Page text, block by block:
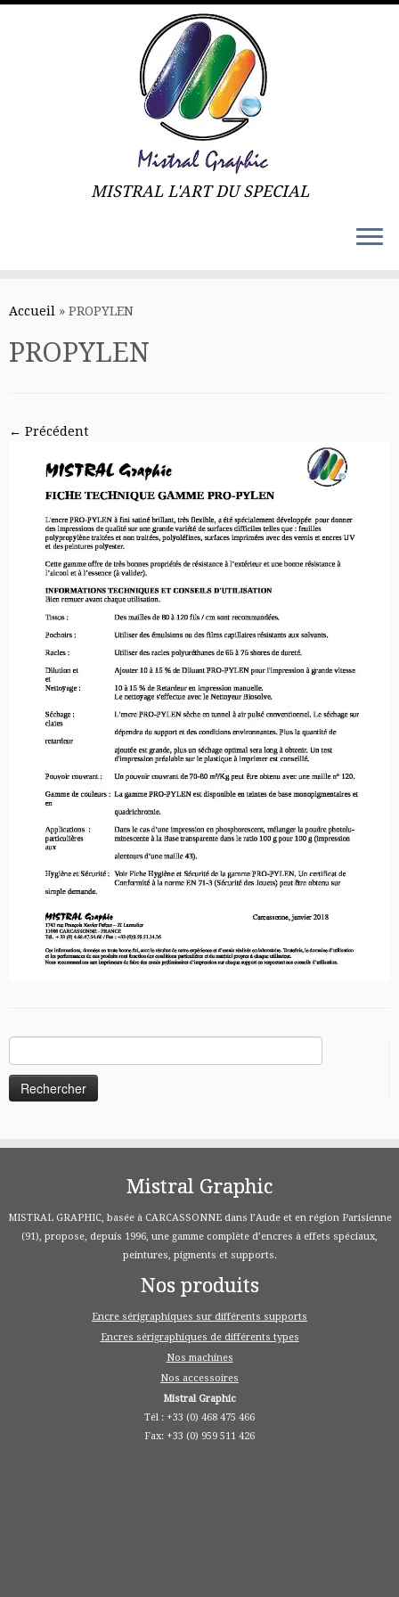
MISTRAL L'ART DU SPECIAL
Accueil » PROPYLEN
PROPYLEN
← Précédent
Mistral Graphic
MISTRAL GRAPHIC, basée à CARCASSONNE dans l’Aude et en région Parisienne
(91), propose, depuis 1996, une gamme complète d’encres à effets spéciaux,
peintures, pigments et supports.
Nos produits
Encre sérigraphiques sur différents supports
Encres sérigraphiques de différents types
Nos machines
Nos accessoires
Mistral Graphic
Tél : +33 (0) 468 475 466
Fax: +33 (0) 959 511 426